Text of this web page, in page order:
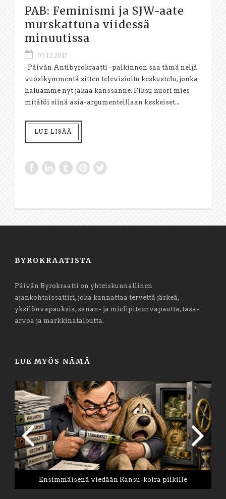
PAB: Feminismi ja SJW-aate
murskattuna viidessä
minuutissa
07.12.2017
Päivän Antibyrokraatti -palkinnon saa tämä neljä
vuosikymmentä sitten televisioitu keskustelu, jonka
haluamme nyt jakaa kanssanne. Fiksu nuori mies
mitätöi siinä asia-argumenteillaan keskeiset...
LUE LISÄÄ
BYROKRAATISTA
Päivän Byrokraatti on yhteiskunnallinen
ajankohtaissatiiri, joka kannattaa tervettä järkeä,
yksilönvapauksia, sanan- ja mielipiteenvapautta, tasa-
arvoa ja markkinataloutta.
LUE MYÖS NÄMÄ
Ensimmäisenä viedään Ransu-koira piikille
PB: Tapaus Pretti
Tee vuodesta 2026 elämäsi paras vuosi